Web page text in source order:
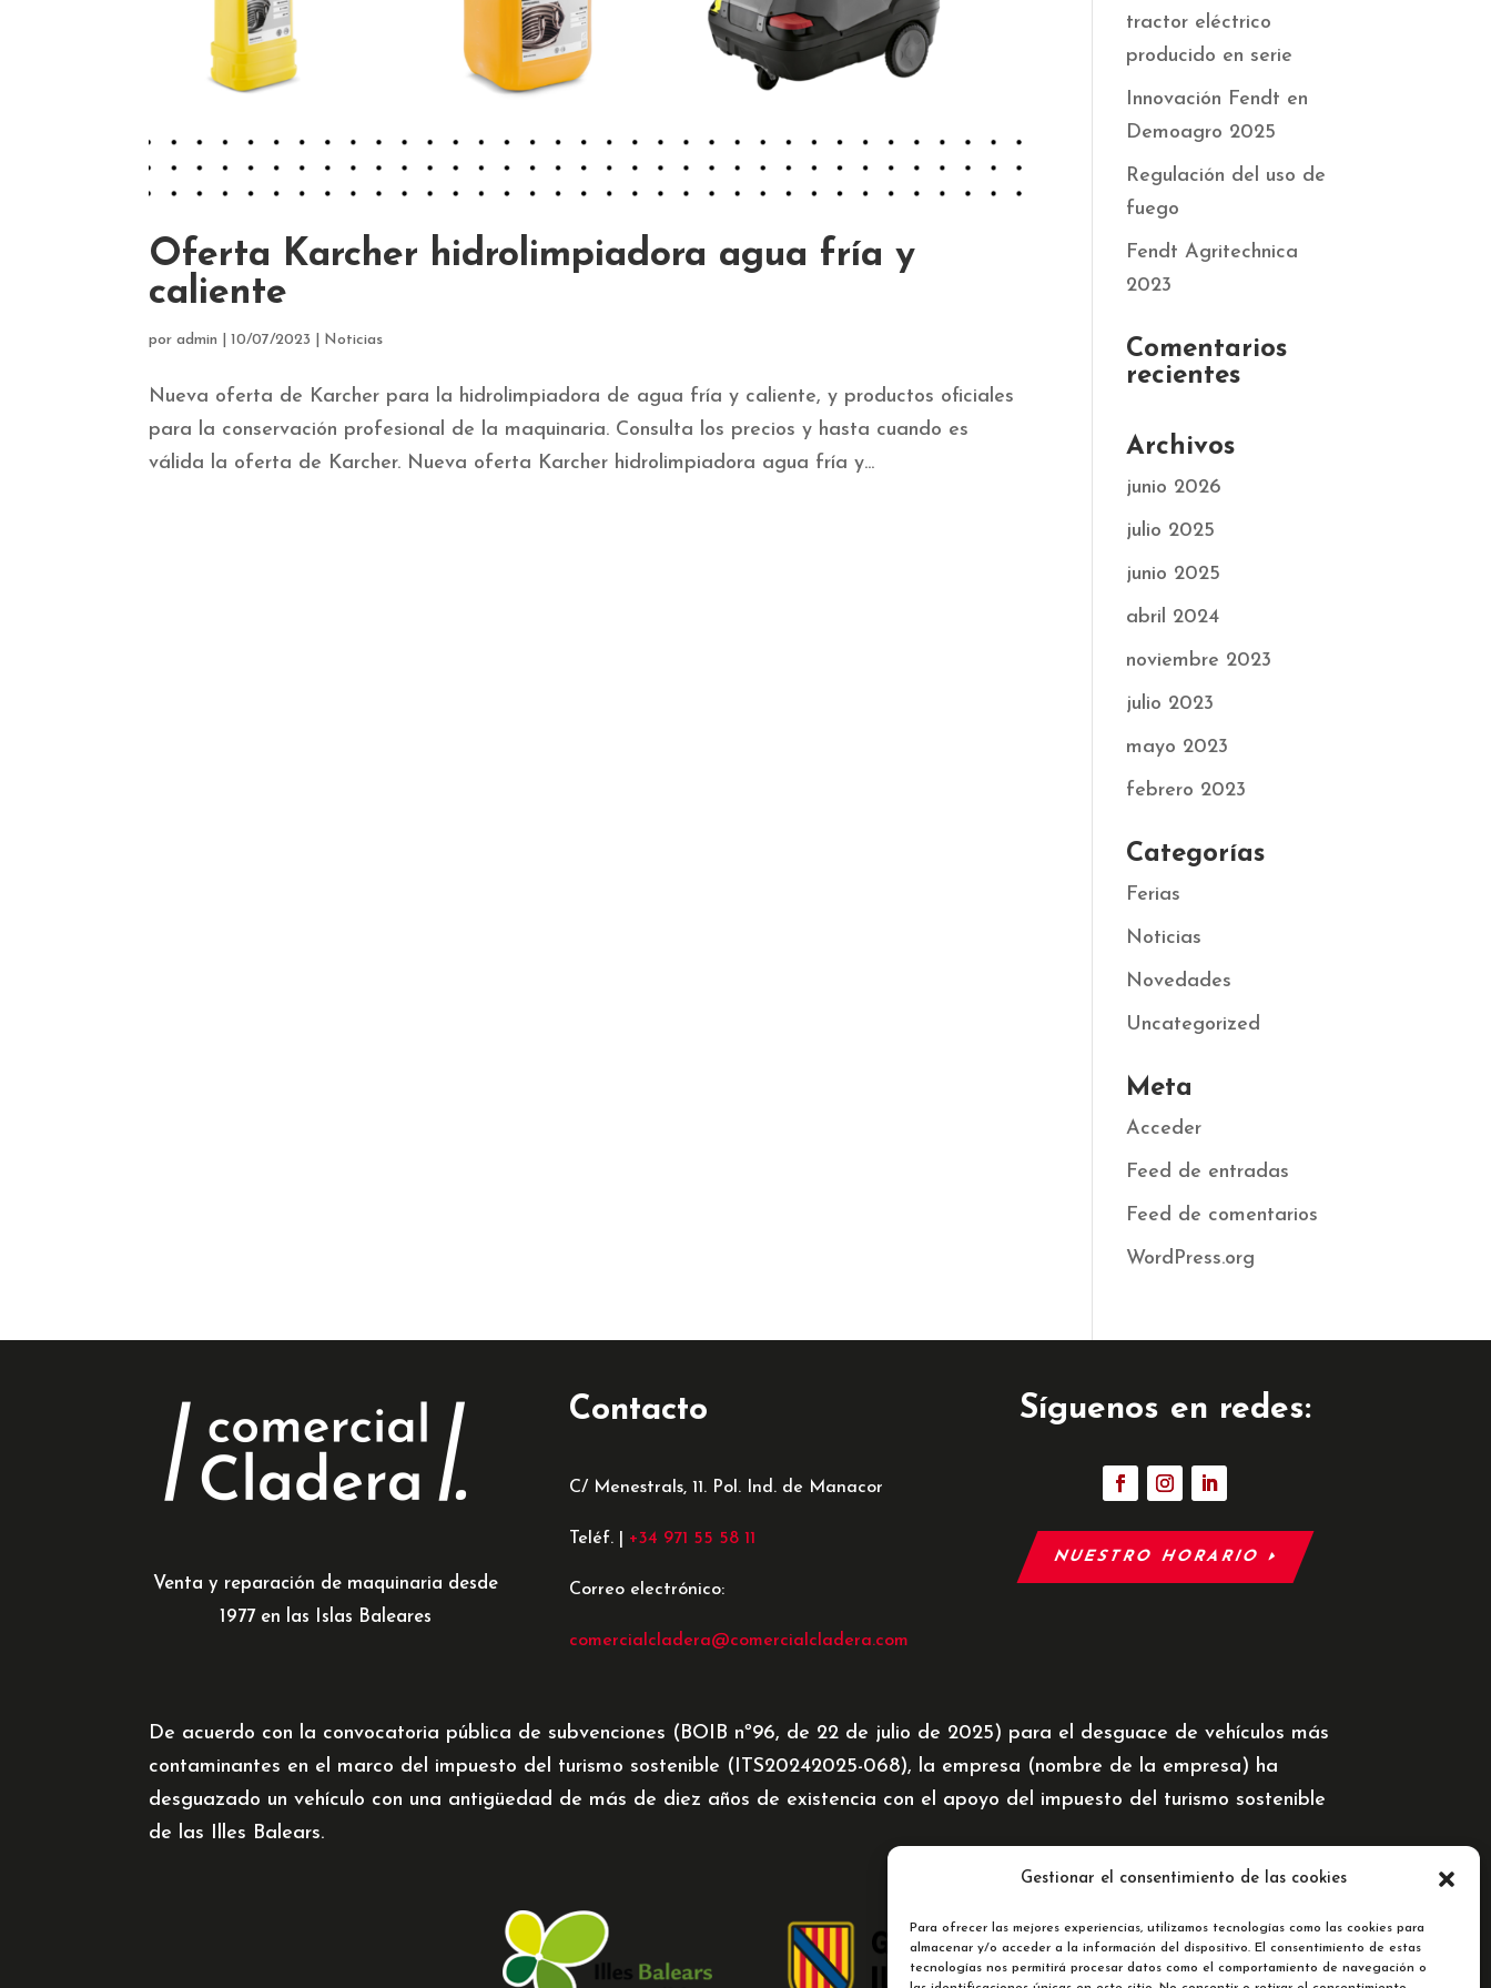
Gestionar el consentimiento de las cookies
Para ofrecer las mejores experiencias, utilizamos tecnologías como las cookies para
almacenar y/o acceder a la información del dispositivo. El consentimiento de estas
tecnologías nos permitirá procesar datos como el comportamiento de navegación o
Oferta Karcher hidrolimpiadora agua fría y
caliente
poradmin |10/07/2023 Noticias
Nueva oferta de Karcher para la hidrolimpiadora de agua fría y caliente, y productos oficiales
para la conservación profesional de la maquinaria. Consulta los precios y hasta cuando es
válida la oferta de Karcher. Nueva oferta Karcher hidrolimpiadora agua fría y...
tractor eléctrico
producido en serie
Innovación Fendt en
Demoagro 2025
Regulación del uso de
fuego
Fendt Agritechnica
2023
Comentarios
recientes
Archivos
junio 2026
julio 2025
junio 2025
abril 2024
noviembre 2023
julio 2023
mayo 2023
febrero 2023
Categorías
Ferias
Noticias
Novedades
Uncategorized
Meta
Acceder
Feed de entradas
Feed de comentarios
WordPress.org
Venta y reparación de maquinaria desde
1977 en las Islas Baleares
Contacto
C/ Menestrals, 11. Pol. Ind. de Manacor
Teléf. | +34 971 55 58 11
Correo electrónico:
comercialcladera@comercialcladera.com
Síguenos en redes:
NUESTRO HORARIO
De acuerdo con la convocatoria pública de subvenciones (BOIB nº96, de 22 de julio de 2025) para el desguace de vehículos más
contaminantes en el marco del impuesto del turismo sostenible (ITS20242025-068), la empresa (nombre de la empresa) ha
desguazado un vehículo con una antigüedad de más de diez años de existencia con el apoyo del impuesto del turismo sostenible
de las Illes Balears.